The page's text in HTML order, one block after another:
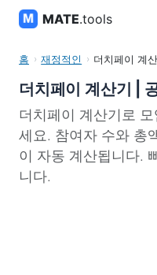
MATE.tools
홈 재정적인 더치페이 계
더치페이 계산기 |
더치페이 계산기로
세요. 참여자 수와 총
이 자동 계산됩니다.
니다.